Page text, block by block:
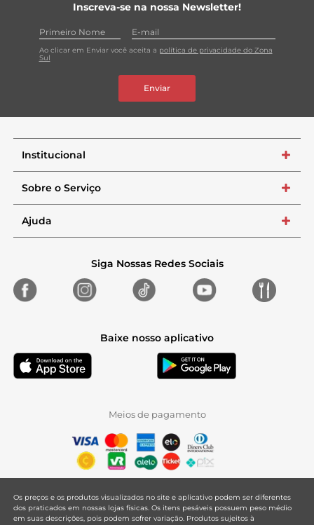
Inscreva-se na nossa Newsletter!
Ao clicar em Enviar você aceita a política de privacidade do Zona
Sul
Enviar
Institucional +
Sobre o Serviço +
Ajuda +
Siga Nossas Redes Sociais
Baixe nosso aplicativo
Meios de pagamento
Os preços e os produtos visualizados no site e aplicativo podem ser diferentes
dos praticados em nossas lojas físicas. Os itens pesáveis possuem peso médio
em suas descrições, pois podem sofrer variação. Produtos sujeitos à